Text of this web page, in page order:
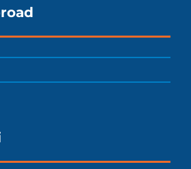
Buat Persiapan Study
Baca Sekarang!